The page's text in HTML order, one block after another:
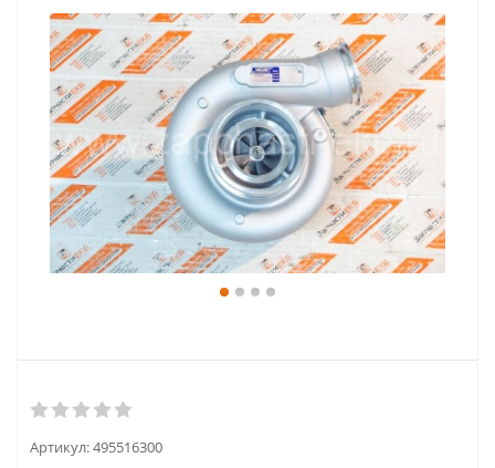
Артикул:495516300